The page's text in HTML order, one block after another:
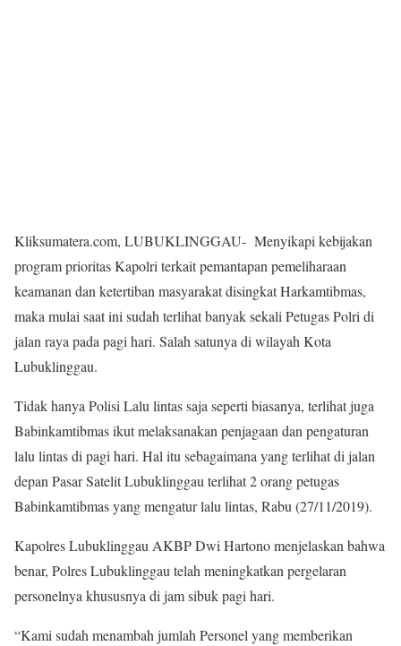
Kliksumatera.com, LUBUKLINGGAU- Menyikapi kebijakan
program prioritas Kapolri terkait pemantapan pemeliharaan
keamanan dan ketertiban masyarakat disingkat Harkamtibmas,
maka mulai saat ini sudah terlihat banyak sekali Petugas Polri di
jalan raya pada pagi hari. Salah satunya di wilayah Kota
Lubuklinggau.
Tidak hanya Polisi Lalu lintas saja seperti biasanya, terlihat juga
Babinkamtibmas ikut melaksanakan penjagaan dan pengaturan
lalu lintas di pagi hari. Hal itu sebagaimana yang terlihat di jalan
depan Pasar Satelit Lubuklinggau terlihat 2 orang petugas
Babinkamtibmas yang mengatur lalu lintas, Rabu (27/11/2019).
Kapolres Lubuklinggau AKBP Dwi Hartono menjelaskan bahwa
benar, Polres Lubuklinggau telah meningkatkan pergelaran
personelnya khususnya di jam sibuk pagi hari.
“Kami sudah menambah jumlah Personel yang memberikan